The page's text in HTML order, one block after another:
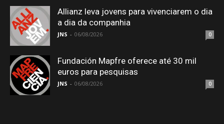
Allianz leva jovens para vivenciarem o dia
a dia da companhia
JNS - 06/08/2026 0
Fundación Mapfre oferece até 30 mil
euros para pesquisas
JNS - 06/08/2026 0